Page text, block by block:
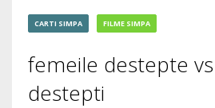
CARTI SIMPA FILME SIMPA
femeile destepte
destepti